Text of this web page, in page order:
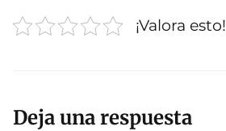
¡Valora esto!
Deja una respuesta